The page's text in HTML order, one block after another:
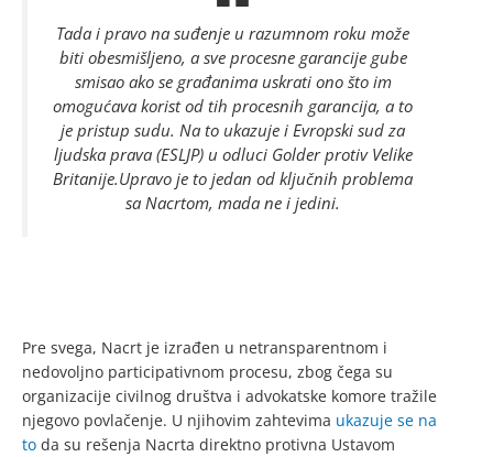
Tada i pravo na suđenje u razumnom roku može
biti obesmišljeno, a sve procesne garancije gube
smisao ako se građanima uskrati ono što im
omogućava korist od tih procesnih garancija, a to
je pristup sudu. Na to ukazuje i Evropski sud za
ljudska prava (ESLJP) u odluci Golder protiv Velike
Britanije.Upravo je to jedan od ključnih problema
sa Nacrtom, mada ne i jedini.
Pre svega, Nacrt je izrađen u netransparentnom i
nedovoljno participativnom procesu, zbog čega su
organizacije civilnog društva i advokatske komore tražile
njegovo povlačenje. U njihovim zahtevima ukazuje se na
to da su rešenja Nacrta direktno protivna Ustavom